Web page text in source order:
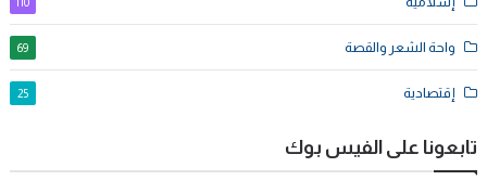
110
واحة الشعر والقصة 69
إقتصادية 25
تابعونا على الفيس بوك